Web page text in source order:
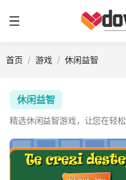
首页 游戏 休闲益智
休闲益智
精选休闲益智游戏，让您在轻